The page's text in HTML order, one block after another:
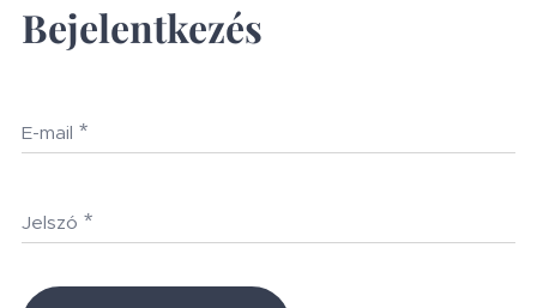
Bejelentkezés
E-mail
Jelszó